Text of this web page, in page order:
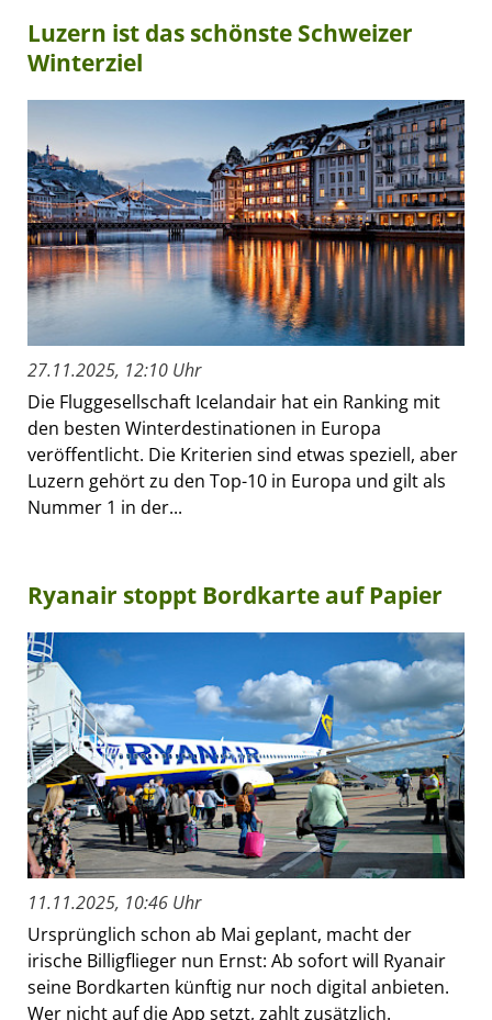
Luzern ist das schönste Schweizer
Winterziel
27.11.2025, 12:10 Uhr
Die Fluggesellschaft Icelandair hat ein Ranking mit
den besten Winterdestinationen in Europa
veröffentlicht. Die Kriterien sind etwas speziell, aber
Luzern gehört zu den Top-10 in Europa und gilt als
Nummer 1 in der...
Ryanair stoppt Bordkarte auf Papier
11.11.2025, 10:46 Uhr
Ursprünglich schon ab Mai geplant, macht der
irische Billigflieger nun Ernst: Ab sofort will Ryanair
seine Bordkarten künftig nur noch digital anbieten.
Wer nicht auf die App setzt, zahlt zusätzlich.